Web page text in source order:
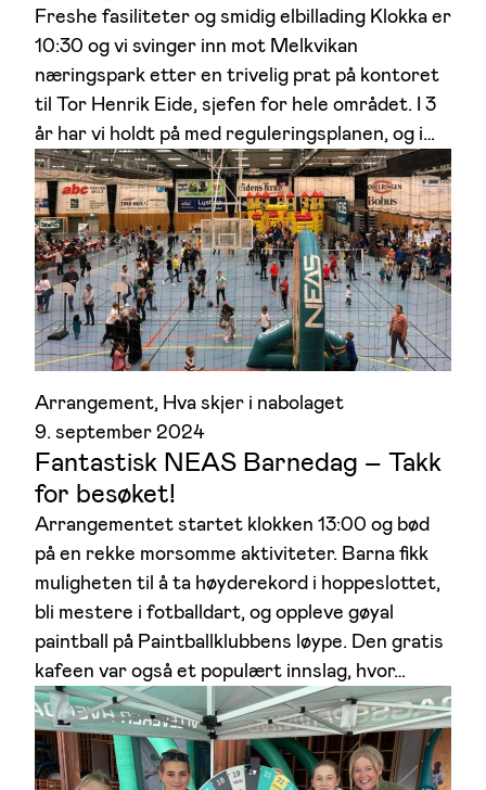
Freshe fasiliteter og smidig elbillading Klokka er
10:30 og vi svinger inn mot Melkvikan
næringspark etter en trivelig prat på kontoret
til Tor Henrik Eide, sjefen for hele området. I 3
år har vi holdt på med reguleringsplanen, og i…
Arrangement, Hva skjer i nabolaget
9. september 2024
Fantastisk NEAS Barnedag – Takk
for besøket!
Arrangementet startet klokken 13:00 og bød
på en rekke morsomme aktiviteter. Barna fikk
muligheten til å ta høyderekord i hoppeslottet,
bli mestere i fotballdart, og oppleve gøyal
paintball på Paintballklubbens løype. Den gratis
kafeen var også et populært innslag, hvor…